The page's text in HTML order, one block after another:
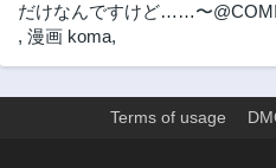
だけなんですけど……〜
, 漫画 koma,
Terms of usage